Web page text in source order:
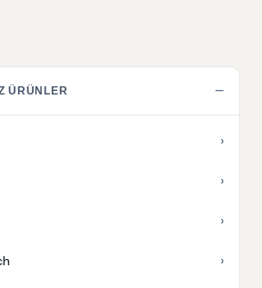
ÜRÜNLER −
›
›
›
›